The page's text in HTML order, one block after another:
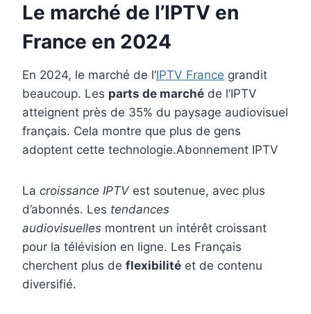
Le marché de l’IPTV en
France en 2024
En 2024, le marché de l’IPTV France grandit
beaucoup. Les parts de marché de l’IPTV
atteignent près de 35% du paysage audiovisuel
français. Cela montre que plus de gens
adoptent cette technologie.Abonnement IPTV
La croissance IPTV est soutenue, avec plus
d’abonnés. Les tendances
audiovisuelles montrent un intérêt croissant
pour la télévision en ligne. Les Français
cherchent plus de flexibilité et de contenu
diversifié.